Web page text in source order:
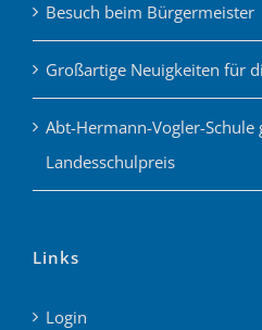
Besuch beim Bürgermeister
Großartige Neuigkeiten für
Abt-Hermann-Vogler-
Landesschulpreis
Links
Login